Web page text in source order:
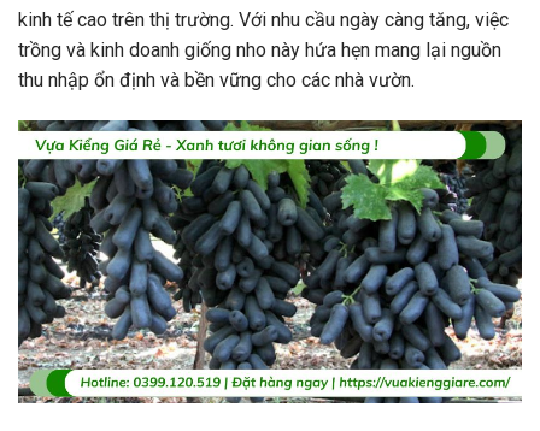
kinh tế cao trên thị trường. Với nhu cầu ngày càng tăng, việc
trồng và kinh doanh giống nho này hứa hẹn mang lại nguồn
thu nhập ổn định và bền vững cho các nhà vườn.